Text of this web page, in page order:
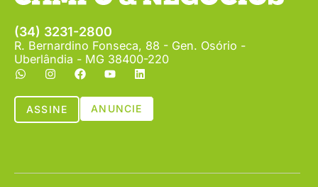
(34) 3231-2800
R. Bernardino Fonseca, 88 - Gen. Osório -
Uberlândia - MG 38400-220
ASSINE ANUNCIE